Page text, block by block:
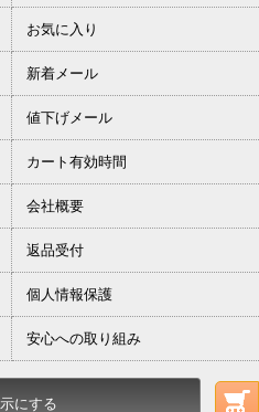
お気に入り
新着メール
値下げメール
カート有効時間
会社概要
返品受付
個人情報保護
安心への取り組み
にする